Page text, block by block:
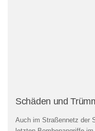
Schäden und
Auch im Straßennetz der